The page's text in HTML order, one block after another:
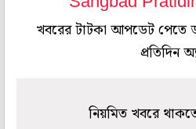
খবরের টাটকা আপডেট
প্রতিদিন
নিয়মিত খবরে